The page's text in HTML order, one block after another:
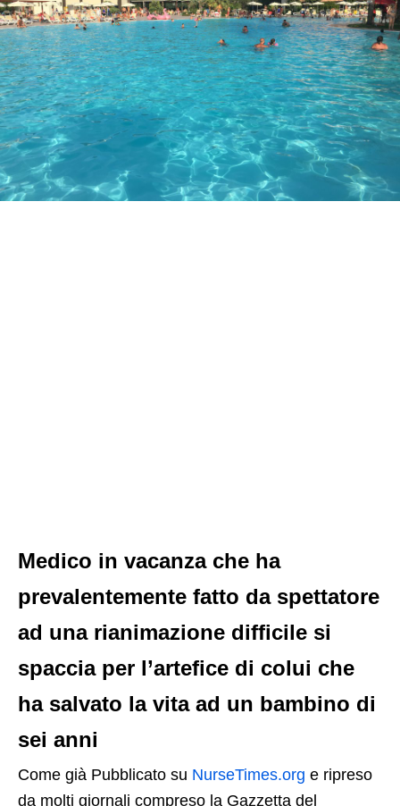
Medico in vacanza che ha
prevalentemente fatto da spettatore
ad una rianimazione difficile si
spaccia per l’artefice di colui che
ha salvato la vita ad un bambino di
sei anni
Come già Pubblicato su NurseTimes.org e ripreso
da molti giornali compreso la Gazzetta del